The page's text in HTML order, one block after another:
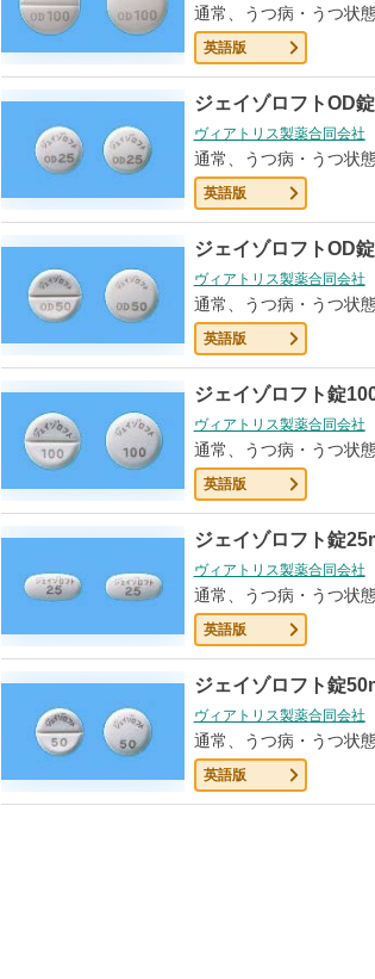
索
条
件
通常、うつ病・うつ状
英語版
ジェイゾロフトOD
ヴィアトリス製薬合同会社
通常、うつ病・うつ状
英語版
ジェイゾロフトOD
ヴィアトリス製薬合同会社
通常、うつ病・うつ状
英語版
ジェイゾロフト錠
ヴィアトリス製薬合同会社
通常、うつ病・うつ状
英語版
ジェイゾロフト錠
ヴィアトリス製薬合同会社
通常、うつ病・うつ状
英語版
ジェイゾロフト錠
ヴィアトリス製薬合同会社
通常、うつ病・うつ状
英語版